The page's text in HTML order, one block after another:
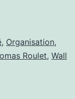
, Organisation,
Roulet, Wall